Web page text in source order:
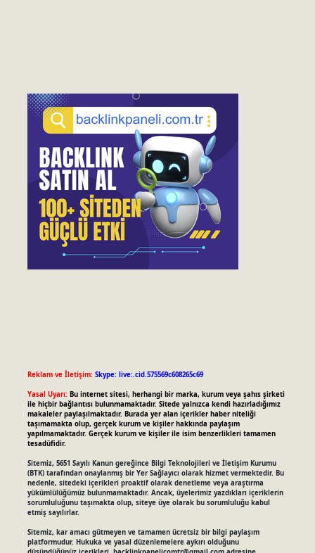
Reklam ve İletişim: Skype: live:.cid.575569c608265c69
Yasal Uyarı: Bu internet sitesi, herhangi bir marka, kurum veya şahıs şirketi
ile hiçbir bağlantısı bulunmamaktadır. Sitede yalnızca kendi hazırladığımız
makaleler paylaşılmaktadır. Burada yer alan içerikler haber niteliği
taşımamakta olup, gerçek kurum ve kişiler hakkında paylaşım
yapılmamaktadır. Gerçek kurum ve kişiler ile isim benzerlikleri tamamen
tesadüfidir.
Sitemiz, 5651 Sayılı Kanun gereğince Bilgi Teknolojileri ve İletişim Kurumu
(BTK) tarafından onaylanmış bir Yer Sağlayıcı olarak hizmet vermektedir. Bu
nedenle, sitedeki içerikleri proaktif olarak denetleme veya araştırma
yükümlülüğümüz bulunmamaktadır. Ancak, üyelerimiz yazdıkları içeriklerin
sorumluluğunu taşımakta olup, siteye üye olarak bu sorumluluğu kabul
etmiş sayılırlar.
Sitemiz, kar amacı gütmeyen ve tamamen ücretsiz bir bilgi paylaşım
platformudur. Hukuka ve yasal düzenlemelere aykırı olduğunu